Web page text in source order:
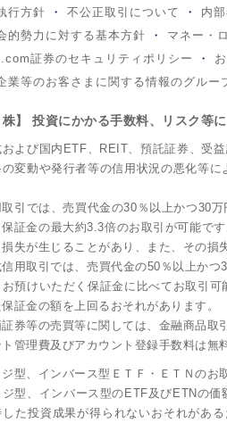
行方針
不公正取引について 内
的勢力に対する基本方針
マネー・
証券のセキュリティポリシー
業等のお客さまに関する情報のグルー
株】 投資にかかる手数料、リスク等
および国内ETF、REIT、預託証券、受
変動や発行者等の信用状況の悪化等
取引では、売買代金の30％以上かつ30
証金の最大約3.3倍のお取引が可能で
失が生じることがあり、また、その損
用取引では、売買代金の50％以上か
預けいただく保証金に比べてお取引
証金の額を上回るおそれがあります。
券等の売買等に関しては、金融商品取
管理費及びアカウント登録手数料は無
ジ型、インバース型ＥＴＦ・ＥＴＮのお
ジ型、インバース型のETF及びETNの
した投資成果が得られないおそれがあ